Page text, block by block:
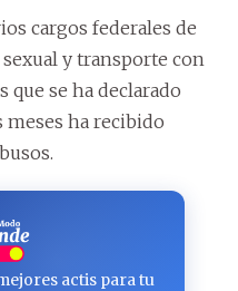
cargos federales de
y transporte con
se ha declarado
ha recibido
actis para tu